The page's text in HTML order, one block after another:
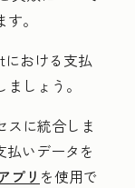
。
における支払
しょう。
スに統合しま
払いデータを
プリ を使用で